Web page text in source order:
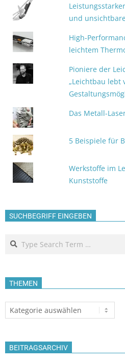
und
High-
leichtem
Pioniere der
„Leichtbau lebt
Das Metall-
5 Beispiele für
Werkstoffe im
Kunststoffe
SUCHBEGRIFF EINGEBEN
Search
THEMEN
Themen
BEITRAGSARCHIV